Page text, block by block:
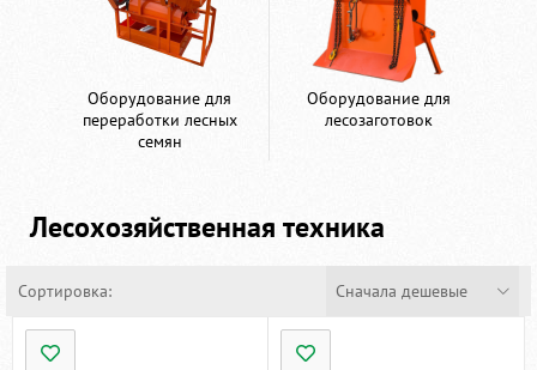
Оборудование для
переработки лесных
семян
Оборудование для
лесозаготовок
Лесохозяйственная техника
Сортировка: Сначала дешевые